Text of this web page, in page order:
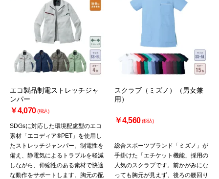
エコ製品制電ストレッチジャ
ンパー
￥4,070(税込)
SDGsに対応した環境配慮型のエコ
素材「エコディア®PET」を使用し
たストレッチジャンパー。制電性を
備え、静電気によるトラブルを軽減
しながら、伸縮性のある素材で快適
な動作をサポートします。胸元の配
スクラブ（ミズノ）（男女兼
用）
￥4,560(税込)
総合スポーツブランド「ミズノ」が
手掛けた「エチケット機能」採用の
人気のスクラブです。前かがみにな
っても胸元が見えず、後ろの腰回り